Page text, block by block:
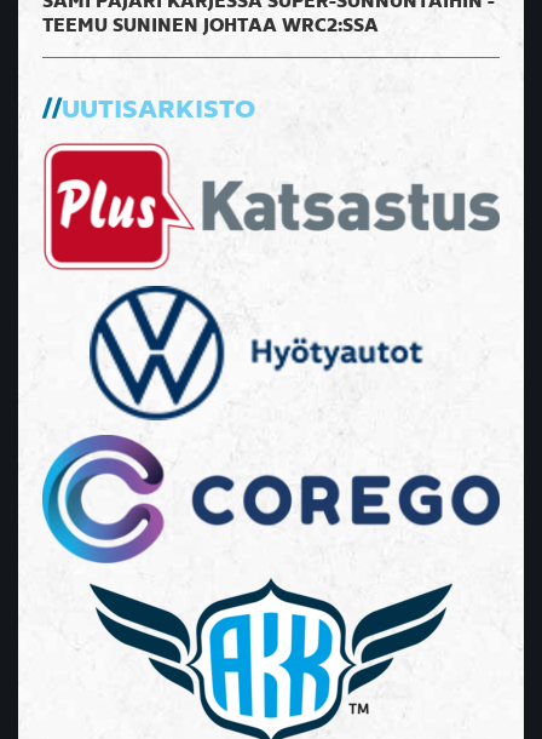
TEEMU SUNINEN JOHTAA WRC2:SSA
UUTISARKISTO